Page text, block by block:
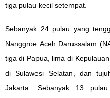
tiga pulau kecil setempat.
Sebanyak 24 pulau yang
Nanggroe Aceh Darussalam
tiga di Papua, lima di
di Sulawesi Selatan, dan
Jakarta. Sebanyak 13